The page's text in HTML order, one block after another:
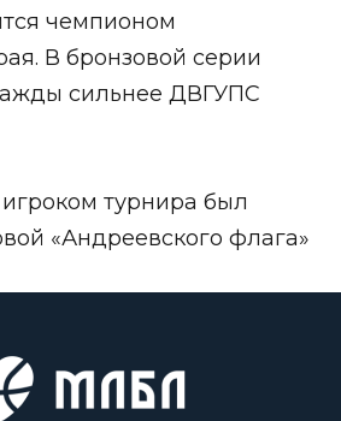
чемпионом
В бронзовой серии
сильнее ДВГУПС
турнира был
«Андреевского флага»